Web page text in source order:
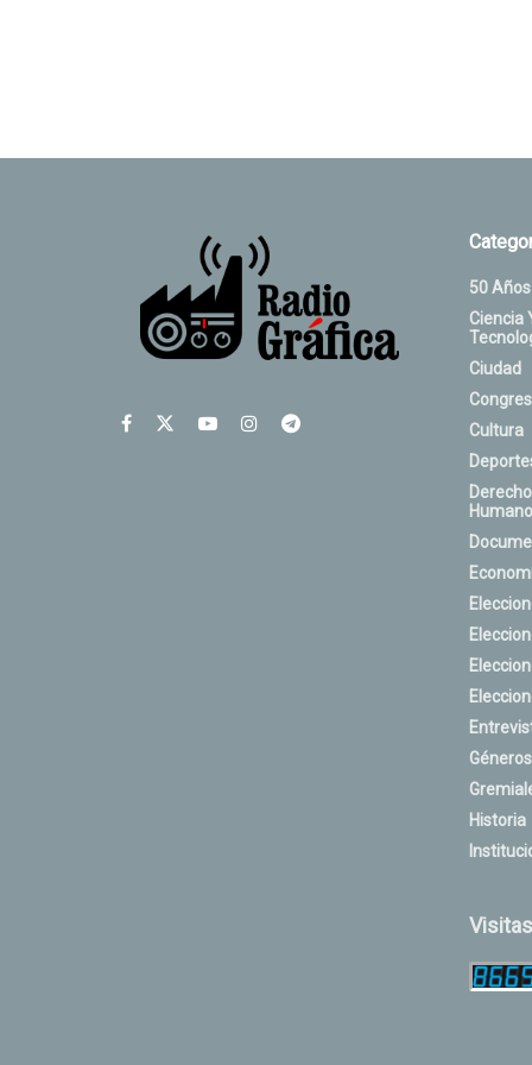
50
Ciencia
Ciudad
Cultura
Géneros
Historia
Visitas